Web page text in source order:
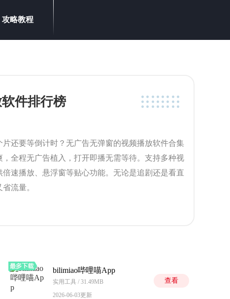
攻略教程
件排行榜
还要等倒计时？无广告无弹窗的视频播放软件合集
全程无广告植入，打开即播无需等待。支持多种视
速播放、悬浮窗等贴心功能。无论是追剧还是看直
流量。
bilimiao哔哩喵App
实用工具 / 31.49MB
2026-06-03更新
查看